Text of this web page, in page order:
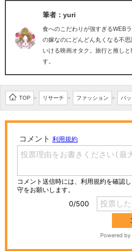
筆者：yuri
食へのこだわりが強すぎるWEB
の嫁なのにどんどん丸くなる不
いける映画オタク。旅行と推し
す。
TOP > リサーチ > ファッション > バ